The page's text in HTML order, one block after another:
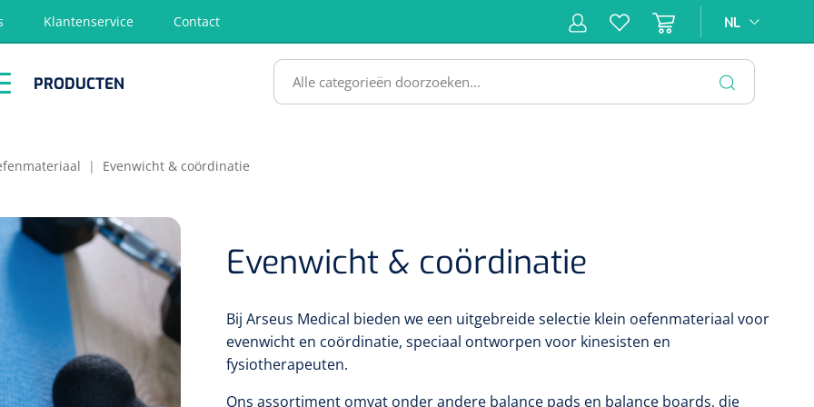
Klantenservice Contact NL
PRODUCTEN
| Evenwicht & coördinatie
Evenwicht & coördinatie
Bij Arseus Medical bieden we een uitgebreide selectie klein oefenmateriaal voor
evenwicht en coördinatie, speciaal ontworpen voor kinesisten en
fysiotherapeuten.
Ons assortiment omvat onder andere balance pads en balance boards, die